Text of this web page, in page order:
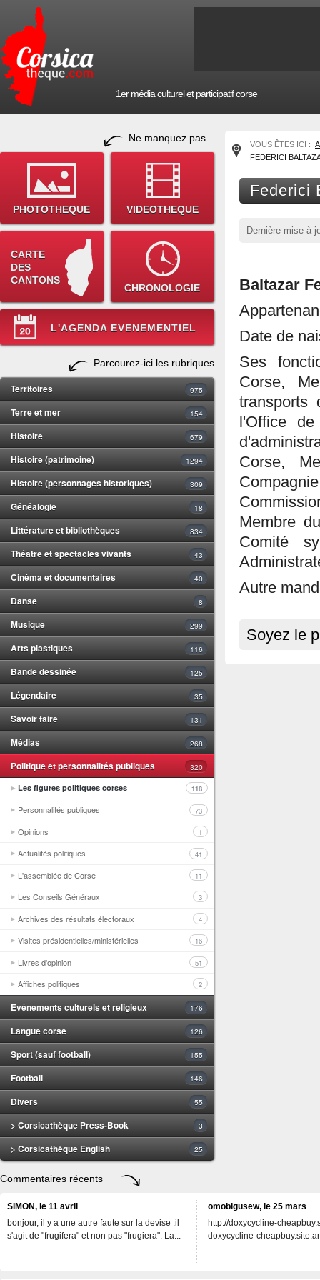
1er média culturel et participatif corse
Ne manquez pas...
PHOTOTHEQUE VIDEOTHEQUE
CARTE
DES
CANTONS
CHRONOLOGIE
L'AGENDA EVENEMENTIEL
Parcourez-ici les rubriques
Territoires 975
Terre et mer 154
Histoire 679
Histoire (patrimoine) 1294
Histoire (personnages historiques) 309
Généalogie 18
Littérature et bibliothèques 834
Théâtre et spectacles vivants 43
Cinéma et documentaires 40
Danse 8
Musique 299
Arts plastiques 116
Bande dessinée 125
Légendaire 35
Savoir faire 131
Médias 268
Politique et personnalités publiques
320
Les figures politiques corses
118
Personnalités publiques 73
Opinions 1
Actualités politiques 41
L'assemblée de Corse 11
Les Conseils Généraux 3
Archives des résultats électoraux 4
Visites présidentielles/ministérielles 16
Livres d'opinion 51
Affiches politiques 2
Evénements culturels et religieux 176
Langue corse 126
Sport (sauf football) 155
Football 146
Divers 55
> Corsicathèque Press-Book 3
> Corsicathèque English 25
VOUS ÊTES ICI :
FEDERICI
Federici
Dernière mise à
Baltazar
Date de
Ses
Corse,
transports
l'Office
Corse,
Membre
Comité
Autre
Soyez le
Commentaires récents
SIMON, le 11 avril
bonjour, il y a une autre faute sur la devise :il
s'agit de "frugifera" et non pas "frugiera". La...
omobigusew, le 25 mars
http://doxycycline-
doxycycline-